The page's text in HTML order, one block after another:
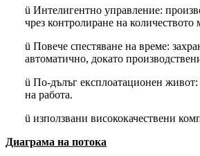
ü Интелигентно управление:
чрез контролиране на
ü Повече спестяване на време:
автоматично, докато
ü По-дълъг експлоатационен
на работа.
ü използвани висококачествени
Диаграма на потока